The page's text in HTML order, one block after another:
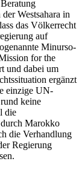
Westsahara in
das Völkerrecht
auf
Minurso-
for the
und dabei um
ergänzt
einzige UN-
keine
die
Marokko
die Verhandlung
Regierung